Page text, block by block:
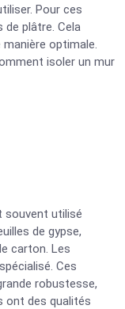
Pour ces
de plâtre. Cela
optimale.
isoler un mur
souvent utilisé
de gypse,
carton. Les
Ces
robustesse,
ont des qualités